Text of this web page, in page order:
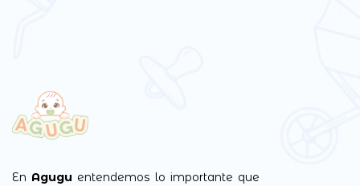
En Agugu entendemos lo importante que